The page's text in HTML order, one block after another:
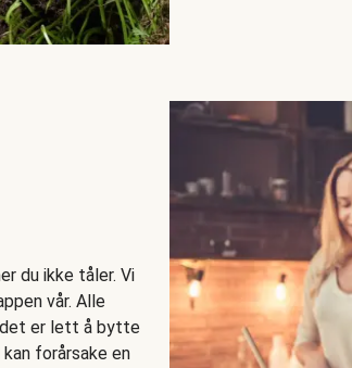
du ikke tåler. Vi
vår. Alle
det er lett å bytte
forårsake en